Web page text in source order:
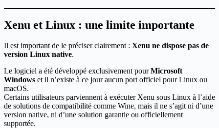
Xenu et Linux : une limite importante
Il est important de le préciser clairement : Xenu ne dispose pas de
version Linux native.
Le logiciel a été développé exclusivement pourMicrosoft
Windows et il n’existe à ce jour aucun port officiel pour Linux ou
macOS.
Certains utilisateurs parviennent à exécuter Xenu sous Linux à l’aide
de solutions de compatibilité comme Wine, mais il ne s’agit ni d’une
version native, ni d’une solution garantie ou officiellement
supportée.